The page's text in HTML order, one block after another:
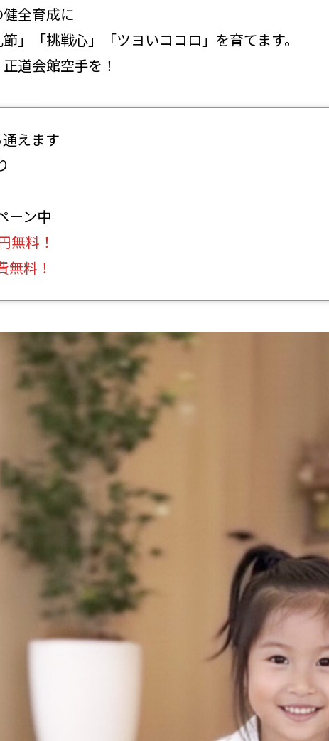
全育成に
」「挑戦心」「ツヨいココロ」を育てます。
道会館空手を！
えます
ーン中
無料！
無料！